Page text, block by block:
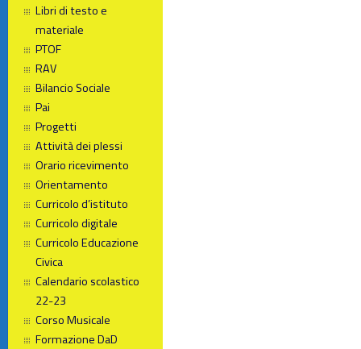
Libri di testo e
materiale
PTOF
RAV
Bilancio Sociale
Pai
Progetti
Attività dei plessi
Orario ricevimento
Orientamento
Curricolo d’istituto
Curricolo digitale
Curricolo Educazione
Civica
Calendario scolastico
22-23
Corso Musicale
Formazione DaD